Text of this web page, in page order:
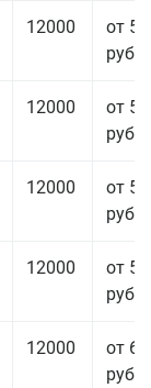
12000
от
руб.
12000
от
руб.
12000
от
руб.
12000
от
руб.
12000
от
руб.